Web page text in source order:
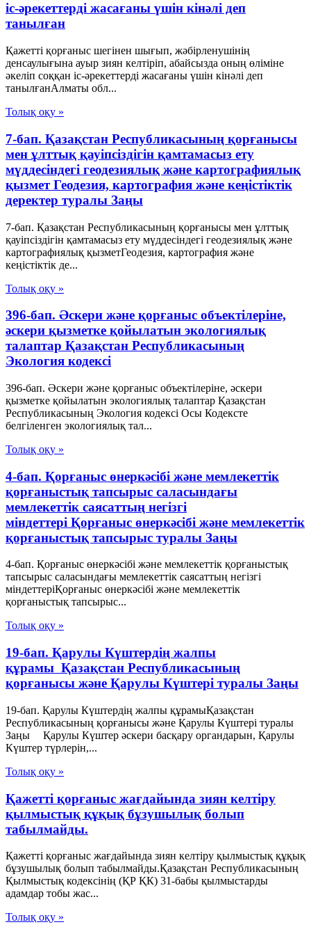
іс-әрекеттерді жасағаны үшін кінәлі деп
танылған
Қажетті қорғаныс шегінен шығып, жәбірленушінің
денсаулығына ауыр зиян келтіріп, абайсызда оның өліміне
әкеліп соққан іс-әрекеттерді жасағаны үшін кінәлі деп
танылғанАлматы обл...
Толық оқу »
7-бап. Қазақстан Республикасының қорғанысы
мен ұлттық қауіпсіздігін қамтамасыз ету
мүддесіндегі геодезиялық және картографиялық
қызмет Геодезия, картография және кеңістіктік
деректер туралы Заңы
7-бап. Қазақстан Республикасының қорғанысы мен ұлттық
қауіпсіздігін қамтамасыз ету мүддесіндегі геодезиялық және
картографиялық қызметГеодезия, картография және
кеңістіктік де...
Толық оқу »
396-бап. Әскери және қорғаныс объектілеріне,
әскери қызметке қойылатын экологиялық
талаптар Қазақстан Республикасының
Экология кодексі
396-бап. Әскери және қорғаныс объектілеріне, әскери
қызметке қойылатын экологиялық талаптар Қазақстан
Республикасының Экология кодексі Осы Кодексте
белгіленген экологиялық тал...
Толық оқу »
4-бап. Қорғаныс өнеркәсібі және мемлекеттік
қорғаныстық тапсырыс саласындағы
мемлекеттік саясаттың негізгі
міндеттері Қорғаныс өнеркәсібі және мемлекеттік
қорғаныстық тапсырыс туралы Заңы
4-бап. Қорғаныс өнеркәсібі және мемлекеттік қорғаныстық
тапсырыс саласындағы мемлекеттік саясаттың негізгі
міндеттеріҚорғаныс өнеркәсібі және мемлекеттік
қорғаныстық тапсырыс...
Толық оқу »
19-бап. Қарулы Күштердiң жалпы
құрамы Қазақстан Республикасының
қорғанысы және Қарулы Күштері туралы Заңы
19-бап. Қарулы Күштердiң жалпы құрамыҚазақстан
Республикасының қорғанысы және Қарулы Күштері туралы
Заңы Қарулы Күштер əскери басқару органдарын, Қарулы
Күштер түрлерiн,...
Толық оқу »
Қажетті қорғаныс жағдайында зиян келтіру
қылмыстық құқық бұзушылық болып
табылмайды.
Қажетті қорғаныс жағдайында зиян келтіру қылмыстық құқық
бұзушылық болып табылмайды.Қазақстан Республикасының
Қылмыстық кодексінің (ҚР ҚК) 31-бабы қылмыстарды
адамдар тобы жас...
Толық оқу »